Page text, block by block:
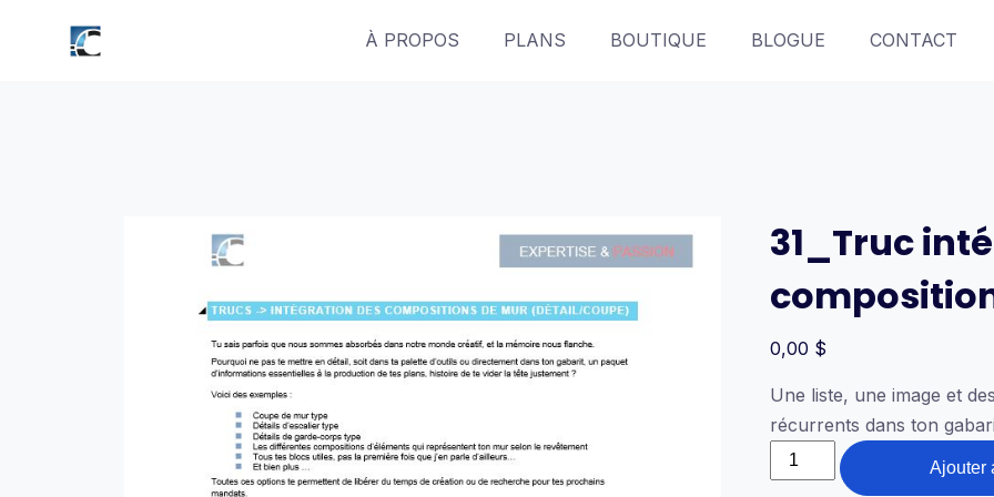
À PROPOS PLANS BOUTIQUE BLOGUE CONTACT
31_Truc
0,00 $
Une liste, une image et
récurrents dans ton
quantité
de
Ajouter